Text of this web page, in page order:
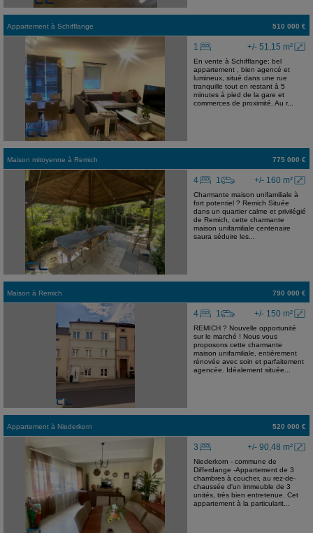
Appartement à Schifflange 510 000 €
+/- 51,15 m²
1
En vente à Schifflange; bel
appartement , bien agencé et
lumineux, situé dans une rue
tranquille tout en restant à 5
minutes à pied de la gare et
commerces de proximité. Au r...
Maison mitoyenne à Remich 775 000 €
+/- 160 m²
4 1
Charmante maison unifamiliale à
fort potentiel ? Remich Située
dans un quartier calme et privilégié
de Remich, cette charmante
maison unifamiliale centenaire
saura séduire les...
Maison à Remich 790 000 €
+/- 150 m²
4 1
REMICH ? Nouvelle opportunité
sur le marché ! Nous vous
proposons cette charmante
maison unifamiliale, entièrement
rénovée avec soin et parfaitement
agencée. Idéalement située...
Appartement à Niederkorn 520 000 €
+/- 90,48 m²
3
Niederkorn - commune de
Differdange -Appartement de 3
chambres à coucher, au rez-de-
chaussée d'un immeuble de 3
unités, très bien entretenue. Cet
appartement à la particularit...